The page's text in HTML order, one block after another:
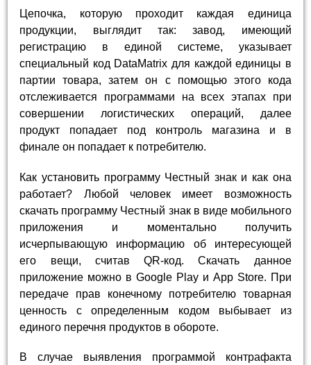
Цепочка, которую проходит каждая единица
продукции, выглядит так: завод, имеющий
регистрацию в единой системе, указывает
специальный код DataMatrix для каждой единицы в
партии товара, затем он с помощью этого кода
отслеживается программами на всех этапах при
совершении логистических операций, далее
продукт попадает под контроль магазина и в
финале он попадает к потребителю.
Как установить программу Честный знак и как она
работает? Любой человек имеет возможность
скачать программу Честный знак в виде мобильного
приложения и моментально получить
исчерпывающую информацию об интересующей
его вещи, считав QR-код. Скачать данное
приложение можно в Google Play и App Store. При
передаче прав конечному потребителю товарная
ценность с определенным кодом выбывает из
единого перечня продуктов в обороте.
В случае выявления программой контрафакта